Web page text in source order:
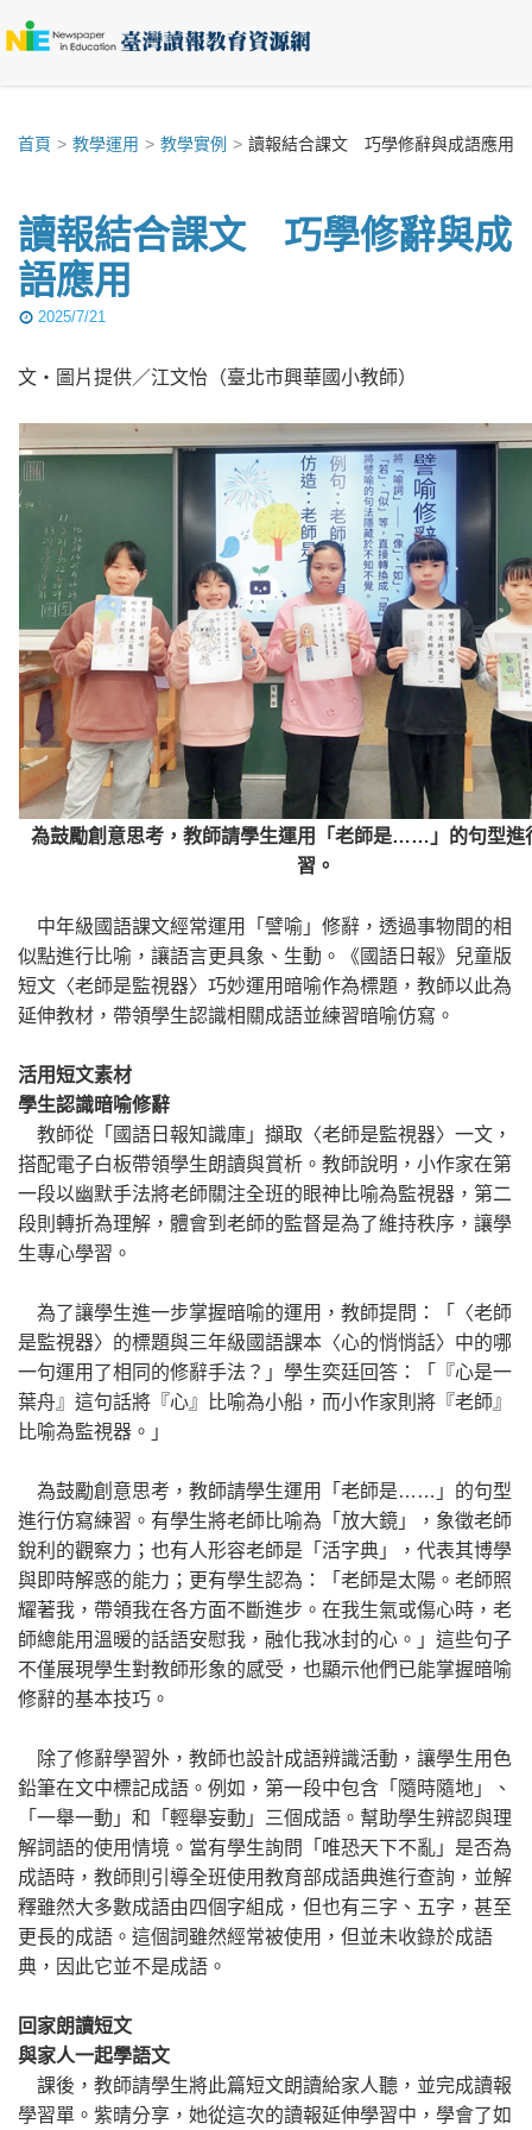
首頁 教學運用 教學實例 讀報結合課文 巧學修辭與成語應用
讀報結合課文 巧學修辭與成
語應用
2025/7/21
文‧圖片提供／江文怡（臺北市興華國小教師）
為鼓勵創意思考，教師請學生運用「老師是……」的句型進
習。
中年級國語課文經常運用「譬喻」修辭，透過事物間的相
似點進行比喻，讓語言更具象、生動。《國語日報》兒童版
短文〈老師是監視器〉巧妙運用暗喻作為標題，教師以此為
延伸教材，帶領學生認識相關成語並練習暗喻仿寫。
活用短文素材
學生認識暗喻修辭
教師從「國語日報知識庫」擷取〈老師是監視器〉一文，
搭配電子白板帶領學生朗讀與賞析。教師說明，小作家在第
一段以幽默手法將老師關注全班的眼神比喻為監視器，第二
段則轉折為理解，體會到老師的監督是為了維持秩序，讓學
生專心學習。
為了讓學生進一步掌握暗喻的運用，教師提問：「〈老師
是監視器〉的標題與三年級國語課本〈心的悄悄話〉中的哪
一句運用了相同的修辭手法？」學生奕廷回答：「『心是一
葉舟』這句話將『心』比喻為小船，而小作家則將『老師』
比喻為監視器。」
為鼓勵創意思考，教師請學生運用「老師是……」的句型
進行仿寫練習。有學生將老師比喻為「放大鏡」，象徵老師
銳利的觀察力；也有人形容老師是「活字典」，代表其博學
與即時解惑的能力；更有學生認為：「老師是太陽。老師照
耀著我，帶領我在各方面不斷進步。在我生氣或傷心時，老
師總能用溫暖的話語安慰我，融化我冰封的心。」這些句子
不僅展現學生對教師形象的感受，也顯示他們已能掌握暗喻
修辭的基本技巧。
除了修辭學習外，教師也設計成語辨識活動，讓學生用色
鉛筆在文中標記成語。例如，第一段中包含「隨時隨地」、
「一舉一動」和「輕舉妄動」三個成語。幫助學生辨認與理
解詞語的使用情境。當有學生詢問「唯恐天下不亂」是否為
成語時，教師則引導全班使用教育部成語典進行查詢，並解
釋雖然大多數成語由四個字組成，但也有三字、五字，甚至
更長的成語。這個詞雖然經常被使用，但並未收錄於成語
典，因此它並不是成語。
回家朗讀短文
與家人一起學語文
課後，教師請學生將此篇短文朗讀給家人聽，並完成讀報
學習單。紫晴分享，她從這次的讀報延伸學習中，學會了如